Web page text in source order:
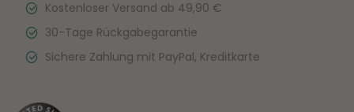
Kostenloser Versand ab 49,90 €
30-Tage Rückgabegarantie
Sichere Zahlung mit PayPal, Kreditkarte